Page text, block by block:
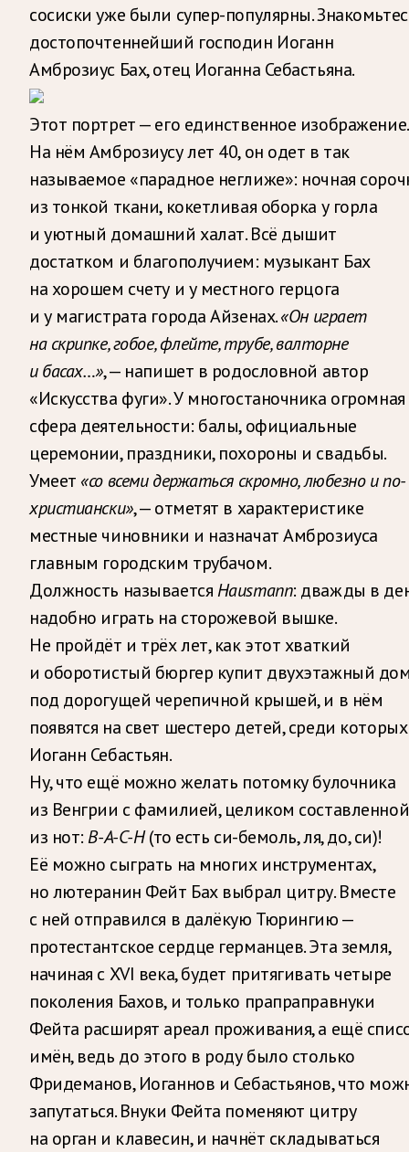
сосиски уже были супер-популярны.
достопочтеннейший господин Иоганн
Амброзиус Бах, отец Иоганна Себастьяна.
Этот портрет — его единственное изображение.
На нём Амброзиусу лет 40, он одет в так
называемое «парадное неглиже»: ночная
из тонкой ткани, кокетливая оборка у горла
и уютный домашний халат. Всё дышит
достатком и благополучием: музыкант Бах
на хорошем счету и у местного герцога
и у магистрата города Айзенах.«Он играет
на скрипке, гобое, флейте, трубе, валторне
и басах…», — напишет в родословной автор
«Искусства фуги». У многостаночника огромная
сфера деятельности: балы, официальные
церемонии, праздники, похороны и свадьбы.
Умеет «со всеми держаться скромно, любезно и по-
христиански», — отметят в характеристике
местные чиновники и назначат Амброзиуса
главным городским трубачом.
Должность называетсяHausmann: дважды в
надобно играть на сторожевой вышке.
Не пройдёт и трёх лет, как этот хваткий
и оборотистый бюргер купит двухэтажный
под дорогущей черепичной крышей, и в нём
появятся на свет шестеро детей, среди
Иоганн Себастьян.
Ну, что ещё можно желать потомку булочника
из Венгрии с фамилией, целиком составленной
из нот:B-A-C-H(то есть си-бемоль, ля, до, си)!
Её можно сыграть на многих инструментах,
но лютеранин Фейт Бах выбрал цитру. Вместе
с ней отправился в далёкую Тюрингию —
протестантское сердце германцев. Эта земля,
начиная с XVI века, будет притягивать четыре
поколения Бахов, и только прапраправнуки
Фейта расширят ареал проживания, а ещё
имён, ведь до этого в роду было столько
Фридеманов, Иоганнов и Себастьянов, что
запутаться. Внуки Фейта поменяют цитру
на орган и клавесин, и начнёт складываться